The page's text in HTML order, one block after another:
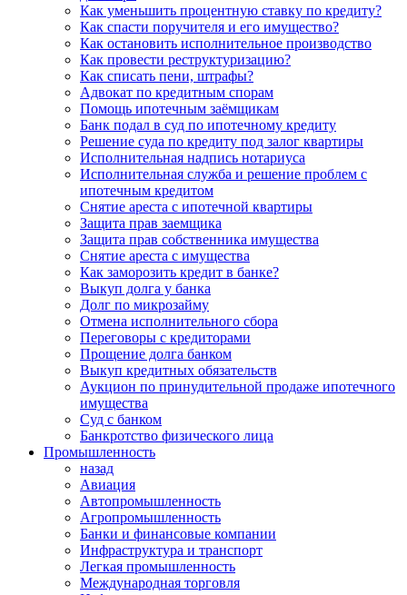
Как уменьшить процентную ставку по кредиту?
Как спасти поручителя и его имущество?
Как остановить исполнительное производство
Как провести реструктуризацию?
Как списать пени, штрафы?
Адвокат по кредитным спорам
Помощь ипотечным заёмщикам
Банк подал в суд по ипотечному кредиту
Решение суда по кредиту под залог квартиры
Исполнительная надпись нотариуса
Исполнительная служба и решение проблем с
ипотечным кредитом
Снятие ареста с ипотечной квартиры
Защита прав заемщика
Защита прав собственника имущества
Снятие ареста с имущества
Как заморозить кредит в банке?
Выкуп долга у банка
Долг по микрозайму
Отмена исполнительного сбора
Переговоры с кредиторами
Прощение долга банком
Выкуп кредитных обязательств
Аукцион по принудительной продаже ипотечного
имущества
Суд с банком
Банкротство физического лица
Промышленность
назад
Авиация
Автопромышленность
Агропромышленность
Банки и финансовые компании
Инфраструктура и транспорт
Легкая промышленность
Международная торговля